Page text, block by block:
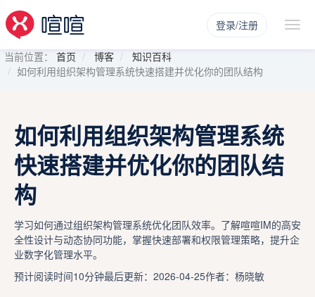
登录/注册
当前位置： 首页 博客
知识百科
如何利用组织架构管理系统快速搭建并优化你的团队结构
如何利用组织架构管理系统
快速搭建并优化你的团队结
构
学习如何通过组织架构管理系统优化团队效率。了解喧喧IM的高安
全性设计与动态协同功能，掌握快速部署和权限管理策略，提升企
业数字化管理水平。
预计阅读时间10分钟最后更新：2026-04-25作者：杨晓敏